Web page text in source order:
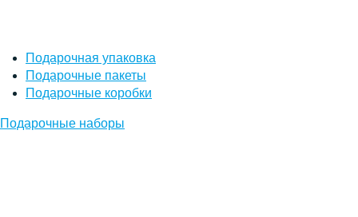
Подарочная упаковка
Подарочные пакеты
Подарочные коробки
Подарочные наборы